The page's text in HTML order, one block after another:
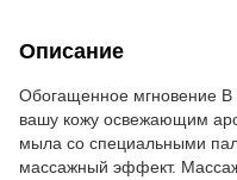
Описание
Обогащенное мгновение
вашу кожу освежающим
мыла со специальными
массажный эффект.